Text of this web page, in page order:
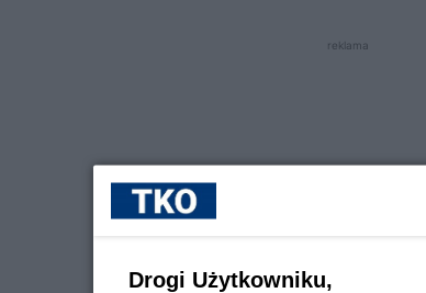
reklama
Drogi Użytkowniku,